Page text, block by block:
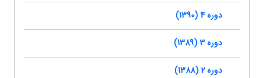
دوره 4 (1390)
دوره 3 (1389)
دوره 2 (1388)